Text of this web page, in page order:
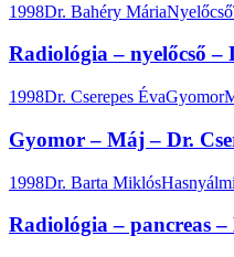
1998Dr. Bahéry MáriaNyelőcső
Radiológia – nyelőcső
1998Dr. Cserepes ÉvaGyomor
Gyomor – Máj – Dr.
1998Dr. Barta Miklós
Radiológia – pancreas